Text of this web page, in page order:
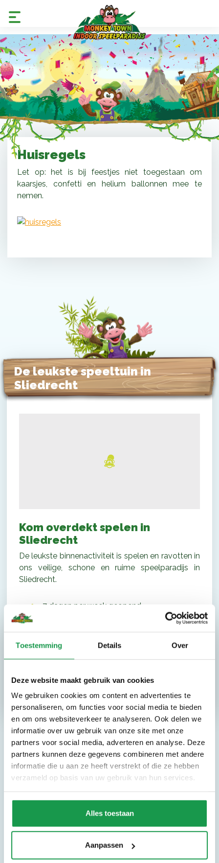
Toestemming Details Over
Deze website maakt gebruik van cookies
We gebruiken cookies om content en advertenties te
personaliseren, om functies voor social media te bieden
en om ons websiteverkeer te analyseren. Ook delen we
informatie over uw gebruik van onze site met onze
partners voor social media, adverteren en analyse. Deze
partners kunnen deze gegevens combineren met andere
informatie die u aan ze heeft verstrekt of die ze hebben
verzameld op basis van uw gebruik van hun services.
Alles toestaan
Aanpassen
Huisregels
Let op: het is bij feestjes niet toegestaan om
kaarsjes, confetti en helium ballonnen mee te
nemen.
De leukste speeltuin in
Sliedrecht
Kom overdekt spelen in
Sliedrecht
De leukste binnenactiviteit is spelen en ravotten in
ons veilige, schone en ruime speelparadijs in
Sliedrecht.
7 dagen per week geopend
Gratis parkeren
Gratis Wifi
Uitgebreid assortiment eten en drinken
Monkey Town
Kom jij ook naar ons indoor
speelparadijs
Monkey Town Sliedrecht